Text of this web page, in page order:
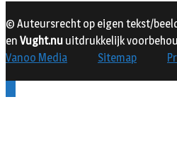
© Auteursrecht op eigen tekst/
en Vught.nu uitdrukkelijk
Vanoo Media
Sitemap